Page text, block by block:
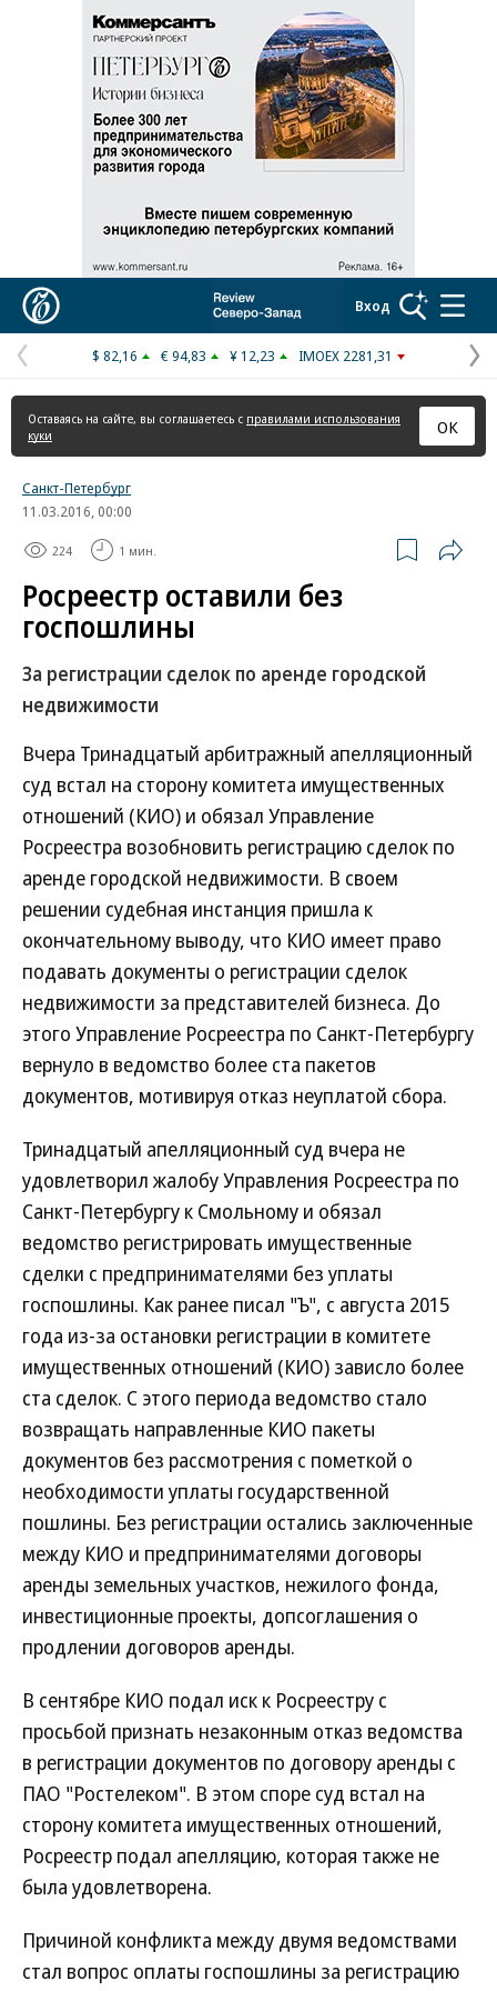
Реклама в «Ъ» www.kommersant.ru/ad
Вход
Предыдущая
страница
$ 82,16 € 94,83 ¥ 12,23 IMOEX 2281,31
Оставаясь на сайте, вы соглашаетесь с правилами использования
куки
ОК
Санкт-Петербург
11.03.2016, 00:00
224 1 мин.
Росреестр оставили без
госпошлины
За регистрации сделок по аренде городской
недвижимости
Вчера Тринадцатый арбитражный апелляционный
суд встал на сторону комитета имущественных
отношений (КИО) и обязал Управление
Росреестра возобновить регистрацию сделок по
аренде городской недвижимости. В своем
решении судебная инстанция пришла к
окончательному выводу, что КИО имеет право
подавать документы о регистрации сделок
недвижимости за представителей бизнеса. До
этого Управление Росреестра по Санкт-Петербургу
вернуло в ведомство более ста пакетов
документов, мотивируя отказ неуплатой сбора.
Тринадцатый апелляционный суд вчера не
удовлетворил жалобу Управления Росреестра по
Санкт-Петербургу к Смольному и обязал
ведомство регистрировать имущественные
сделки с предпринимателями без уплаты
госпошлины. Как ранее писал "Ъ", с августа 2015
года из-за остановки регистрации в комитете
имущественных отношений (КИО) зависло более
ста сделок. С этого периода ведомство стало
возвращать направленные КИО пакеты
документов без рассмотрения с пометкой о
необходимости уплаты государственной
пошлины. Без регистрации остались заключенные
между КИО и предпринимателями договоры
аренды земельных участков, нежилого фонда,
инвестиционные проекты, допсоглашения о
продлении договоров аренды.
В сентябре КИО подал иск к Росреестру с
просьбой признать незаконным отказ ведомства
в регистрации документов по договору аренды с
ПАО "Ростелеком". В этом споре суд встал на
сторону комитета имущественных отношений,
Росреестр подал апелляцию, которая также не
была удовлетворена.
Причиной конфликта между двумя ведомствами
стал вопрос оплаты госпошлины за регистрацию